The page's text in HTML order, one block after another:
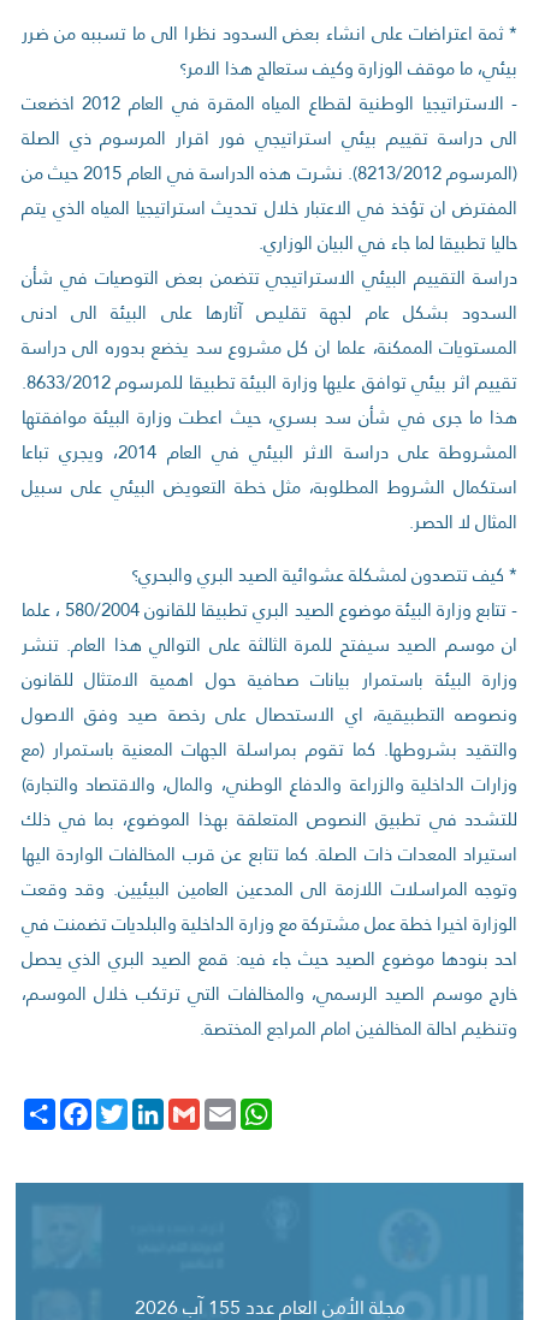
* ثمة اعتراضات على انشاء بعض السدود نظرا الى ما تسببه من ضرر
بيئي، ما موقف الوزارة وكيف ستعالج هذا الامر؟
- الاستراتيجيا الوطنية لقطاع المياه المقرة في العام 2012 اخضعت
الى دراسة تقييم بيئي استراتيجي فور اقرار المرسوم ذي الصلة
(المرسوم 8213/2012). نشرت هذه الدراسة في العام 2015 حيث من
المفترض ان تؤخذ في الاعتبار خلال تحديث استراتيجيا المياه الذي يتم
حاليا تطبيقا لما جاء في البيان الوزاري.
دراسة التقييم البيئي الاستراتيجي تتضمن بعض التوصيات في شأن
السدود بشكل عام لجهة تقليص آثارها على البيئة الى ادنى
المستويات الممكنة، علما ان كل مشروع سد يخضع بدوره الى دراسة
تقييم اثر بيئي توافق عليها وزارة البيئة تطبيقا للمرسوم 8633/2012.
هذا ما جرى في شأن سد بسري، حيث اعطت وزارة البيئة موافقتها
المشروطة على دراسة الاثر البيئي في العام 2014، ويجري تباعا
استكمال الشروط المطلوبة، مثل خطة التعويض البيئي على سبيل
المثال لا الحصر.
* كيف تتصدون لمشكلة عشوائية الصيد البري والبحري؟
- تتابع وزارة البيئة موضوع الصيد البري تطبيقا للقانون 580/2004 ، علما
ان موسم الصيد سيفتح للمرة الثالثة على التوالي هذا العام. تنشر
وزارة البيئة باستمرار بيانات صحافية حول اهمية الامتثال للقانون
ونصوصه التطبيقية، اي الاستحصال على رخصة صيد وفق الاصول
والتقيد بشروطها. كما تقوم بمراسلة الجهات المعنية باستمرار (مع
وزارات الداخلية والزراعة والدفاع الوطني، والمال، والاقتصاد والتجارة)
للتشدد في تطبيق النصوص المتعلقة بهذا الموضوع، بما في ذلك
استيراد المعدات ذات الصلة. كما تتابع عن قرب المخالفات الواردة اليها
وتوجه المراسلات اللازمة الى المدعين العامين البيئيين. وقد وقعت
الوزارة اخيرا خطة عمل مشتركة مع وزارة الداخلية والبلديات تضمنت في
احد بنودها موضوع الصيد حيث جاء فيه: قمع الصيد البري الذي يحصل
خارج موسم الصيد الرسمي، والمخالفات التي ترتكب خلال الموسم،
وتنظيم احالة المخالفين امام المراجع المختصة.
Share
FacebookTwitter
LinkedInGmailEmail
WhatsApp
مجلة الأمن العام عدد 155 آب 2026